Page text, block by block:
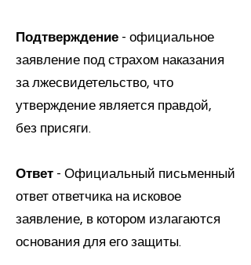
Подтверждение - официальное
заявление под страхом наказания
за лжесвидетельство, что
утверждение является правдой,
без присяги.
Ответ - Официальный письменный
ответ ответчика на исковое
заявление, в котором излагаются
основания для его защиты.